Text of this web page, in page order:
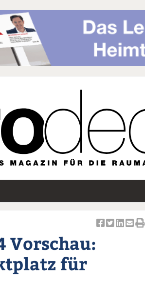
Vorschau:
für